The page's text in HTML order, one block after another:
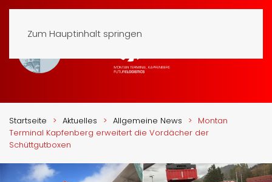
Zum Hauptinhalt springen
Startseite Aktuelles Allgemeine News
Montan
Terminal Kapfenberg erweitert die Vordächer der
Schüttgutboxen